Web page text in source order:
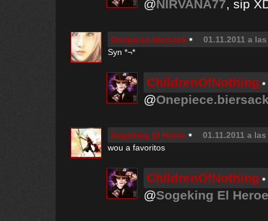
@NIRVANA77, sip
Onepiece.biersack
01.11.2011 a
Syn *¬*
ChildrenOfNothing
@
Sogeking El Heroe
01.11.2011 a
wou a favoritos
ChildrenOfNothing
@Sogeking El Heroe